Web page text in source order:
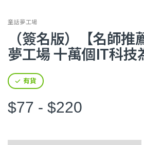
童話夢工場
（簽名版）【名師推
夢工場 十萬個IT科技
有貨
$77 - $220